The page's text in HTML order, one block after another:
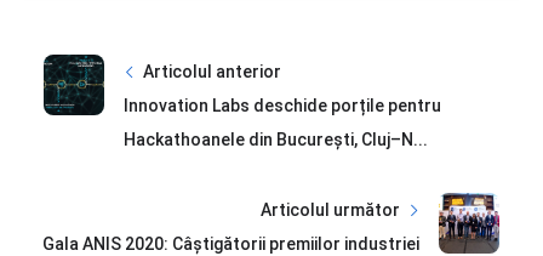
Articolul anterior
Innovation Labs deschide porțile pentru
Hackathoanele din București, Cluj–N...
Articolul următor
Gala ANIS 2020: Câștigătorii premiilor industriei